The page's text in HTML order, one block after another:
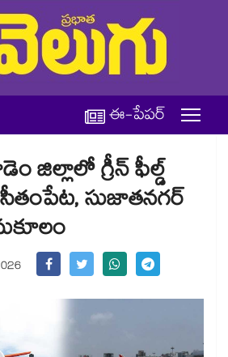
ఈ-పేపర్
జిల్లాలో గ్రీన్ ఫీల్డ్
సీతంపేట, సుజాతనగర్